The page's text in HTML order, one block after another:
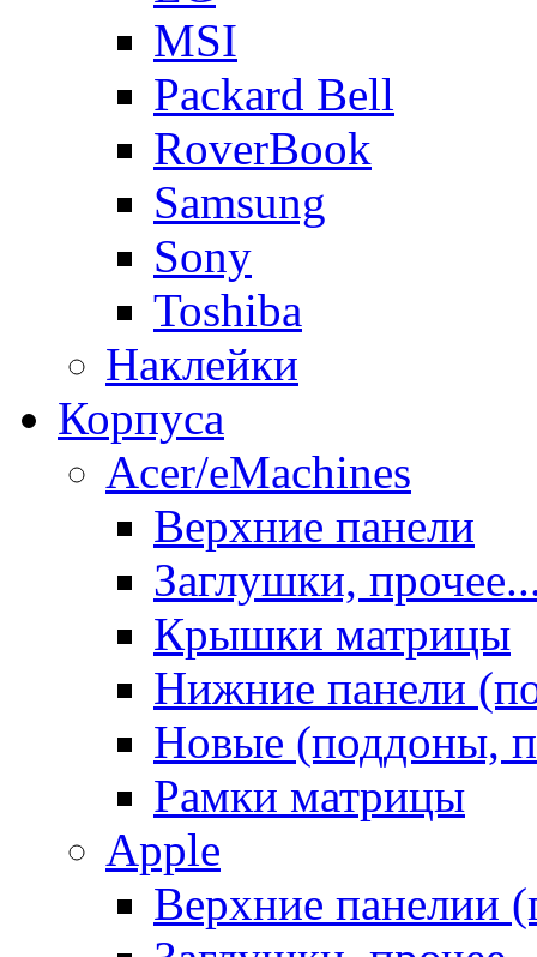
MSI
Packard Bell
RoverBook
Samsung
Sony
Toshiba
Наклейки
Корпуса
Acer/eMachines
Верхние панели
Заглушки,
Крышки матрицы
Нижние панели
Новые (поддоны,
Рамки матрицы
Apple
Верхние панелии